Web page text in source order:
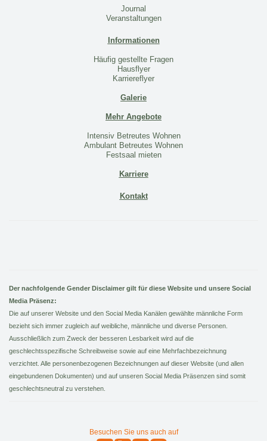
Journal
Veranstaltungen
Informationen
Häufig gestellte Fragen
Hausflyer
Karriereflyer
Galerie
Mehr Angebote
Intensiv Betreutes Wohnen
Ambulant Betreutes Wohnen
Festsaal mieten
Karriere
Kontakt
Der nachfolgende Gender Disclaimer gilt für diese Website und unsere Social
Media Präsenz:
Die auf unserer Website und den Social Media Kanälen gewählte männliche Form
bezieht sich immer zugleich auf weibliche, männliche und diverse Personen.
Ausschließlich zum Zweck der besseren Lesbarkeit wird auf die
geschlechtsspezifische Schreibweise sowie auf eine Mehrfachbezeichnung
verzichtet. Alle personenbezogenen Bezeichnungen auf dieser Website (und allen
eingebundenen Dokumenten) und auf unseren Social Media Präsenzen sind somit
geschlechtsneutral zu verstehen.
Besuchen Sie uns auch auf